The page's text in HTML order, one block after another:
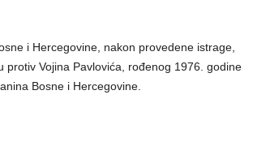
i Hercegovine, nakon provedene istrage,
protiv Vojina Pavlovića, rođenog 1976. godine
Bosne i Hercegovine.